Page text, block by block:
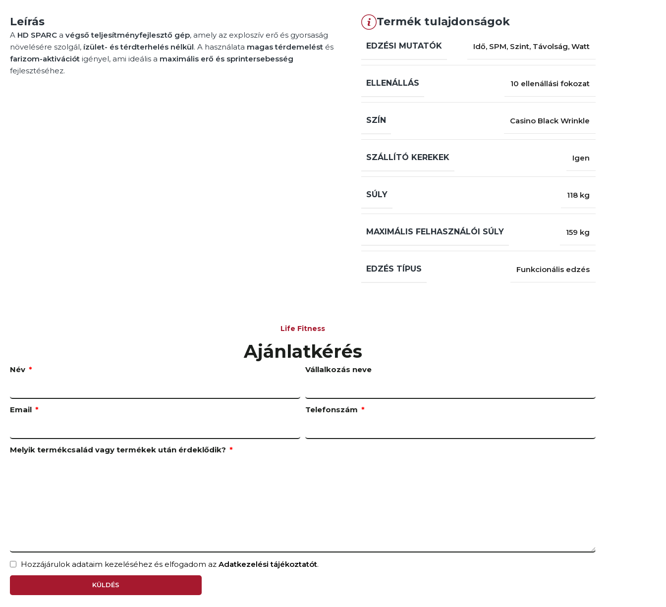
Leírás
A HD SPARC a végső teljesítményfejlesztő gép, amely az exploszív erő és gyorsaság
növelésére szolgál, ízület- és térdterhelés nélkül. A használata magas térdemelést és
farizom-aktivációt igényel, ami ideális a maximális erő és sprintersebesség
fejlesztéséhez.
Termék tulajdonságok
EDZÉSI MUTATÓK Idő, SPM, Szint, Távolság, Watt
ELLENÁLLÁS 10 ellenállási fokozat
SZÍN Casino Black Wrinkle
SZÁLLÍTÓ KEREKEK Igen
SÚLY 118 kg
MAXIMÁLIS FELHASZNÁLÓI SÚLY 159 kg
EDZÉS TÍPUS Funkcionális edzés
Life Fitness
Ajánlatkérés
Név Vállalkozás neve
Email Telefonszám
Melyik termékcsalád vagy termékek után érdeklődik?
Hozzájárulok adataim kezeléséhez és elfogadom az Adatkezelési tájékoztatót.
KÜLDÉS